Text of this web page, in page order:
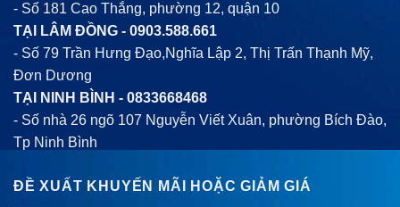
- Số 181 Cao Thắng, phường 12, quận 10
TẠI LÂM ĐỒNG - 0903.588.661
- Số 79 Trần Hưng Đạo,Nghĩa Lập 2, Thị Trấn Thạnh Mỹ,
Đơn Dương
TẠI NINH BÌNH - 0833668468
- Số nhà 26 ngõ 107 Nguyễn Viết Xuân, phường Bích Đào,
Tp Ninh Bình
ĐỀ XUẤT KHUYẾN MÃI HOẶC GIẢM GIÁ